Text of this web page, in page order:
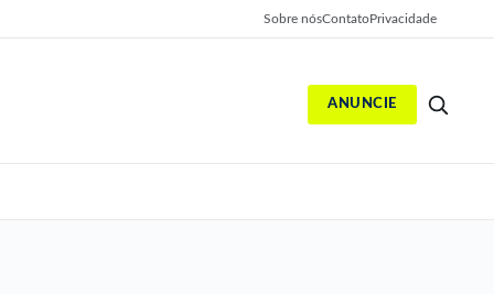
Sobre nósContatoPrivacidade
ANUNCIE